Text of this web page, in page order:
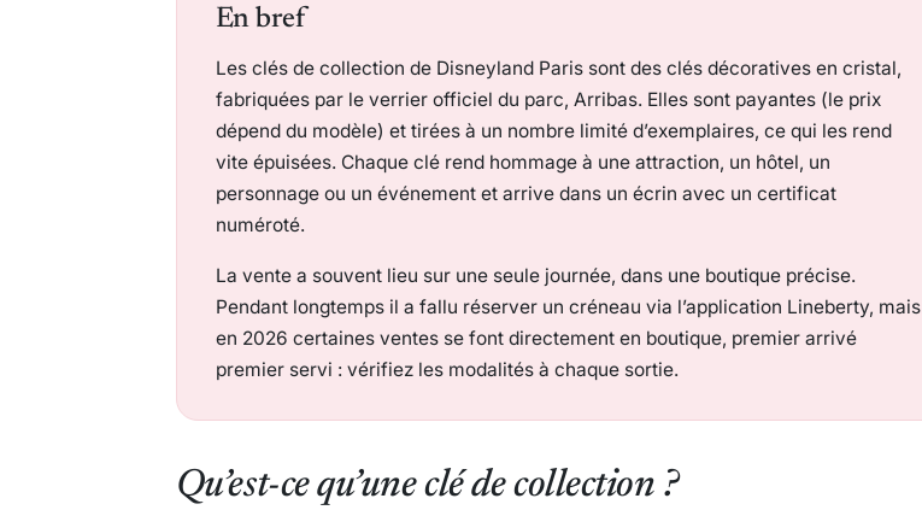
En bref
Les clés de collection de Disneyland Paris sont des clés décoratives en cristal,
fabriquées par le verrier officiel du parc, Arribas. Elles sont payantes (le prix
dépend du modèle) et tirées à un nombre limité d’exemplaires, ce qui les rend
vite épuisées. Chaque clé rend hommage à une attraction, un hôtel, un
personnage ou un événement et arrive dans un écrin avec un certificat
numéroté.
La vente a souvent lieu sur une seule journée, dans une boutique précise.
Pendant longtemps il a fallu réserver un créneau via l’application Lineberty, mais
en 2026 certaines ventes se font directement en boutique, premier arrivé
premier servi : vérifiez les modalités à chaque sortie.
Qu’est-ce qu’une clé de collection ?